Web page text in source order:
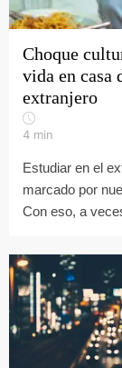
Choque
vida en casa
extranjero
4 min
Estudiar en el
marcado por
Con eso, a